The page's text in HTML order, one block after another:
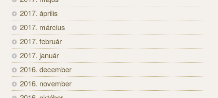
2017. április
2017. március
2017. február
2017. január
2016. december
2016. november